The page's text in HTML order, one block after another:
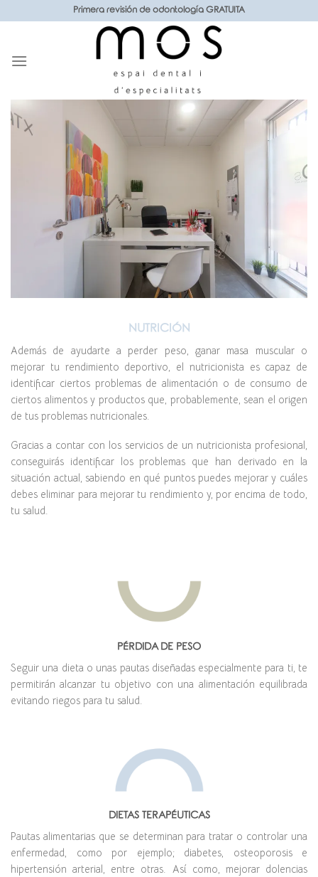
al
Primera revisión de odontología GRATUITA
NUTRICIÓN
Además de ayudarte a perder peso, ganar masa muscular o
mejorar tu rendimiento deportivo, el nutricionista es capaz de
identificar ciertos problemas de alimentación o de consumo de
ciertos alimentos y productos que, probablemente, sean el origen
de tus problemas nutricionales.
Gracias a contar con los servicios de un nutricionista profesional,
conseguirás identificar los problemas que han derivado en la
situación actual, sabiendo en qué puntos puedes mejorar y cuáles
debes eliminar para mejorar tu rendimiento y, por encima de todo,
tu salud.
PÉRDIDA DE PESO
Seguir una dieta o unas pautas diseñadas especialmente para ti, te
permitirán alcanzar tu objetivo con una alimentación equilibrada
evitando riegos para tu salud.
DIETAS TERAPÉUTICAS
Pautas alimentarias que se determinan para tratar o controlar una
enfermedad, como por ejemplo; diabetes, osteoporosis e
hipertensión arterial, entre otras. Así como, mejorar dolencias